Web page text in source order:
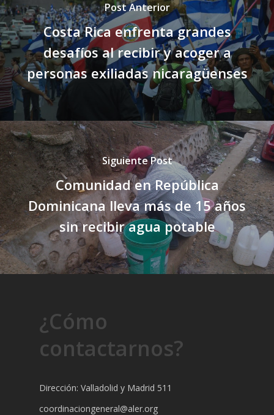
Post Anterior
Costa Rica enfrenta grandes
desafíos al recibir y acoger a
personas exiliadas nicaragüenses
Siguiente Post
Comunidad en República
Dominicana lleva más de 15 años
sin recibir agua potable
¿Cómo
contactarnos?
Dirección: Valladolid y Madrid 511
coordinaciongeneral@aler.org